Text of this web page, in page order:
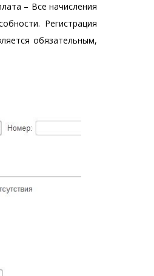
– Все начисления
Регистрация
обязательным,